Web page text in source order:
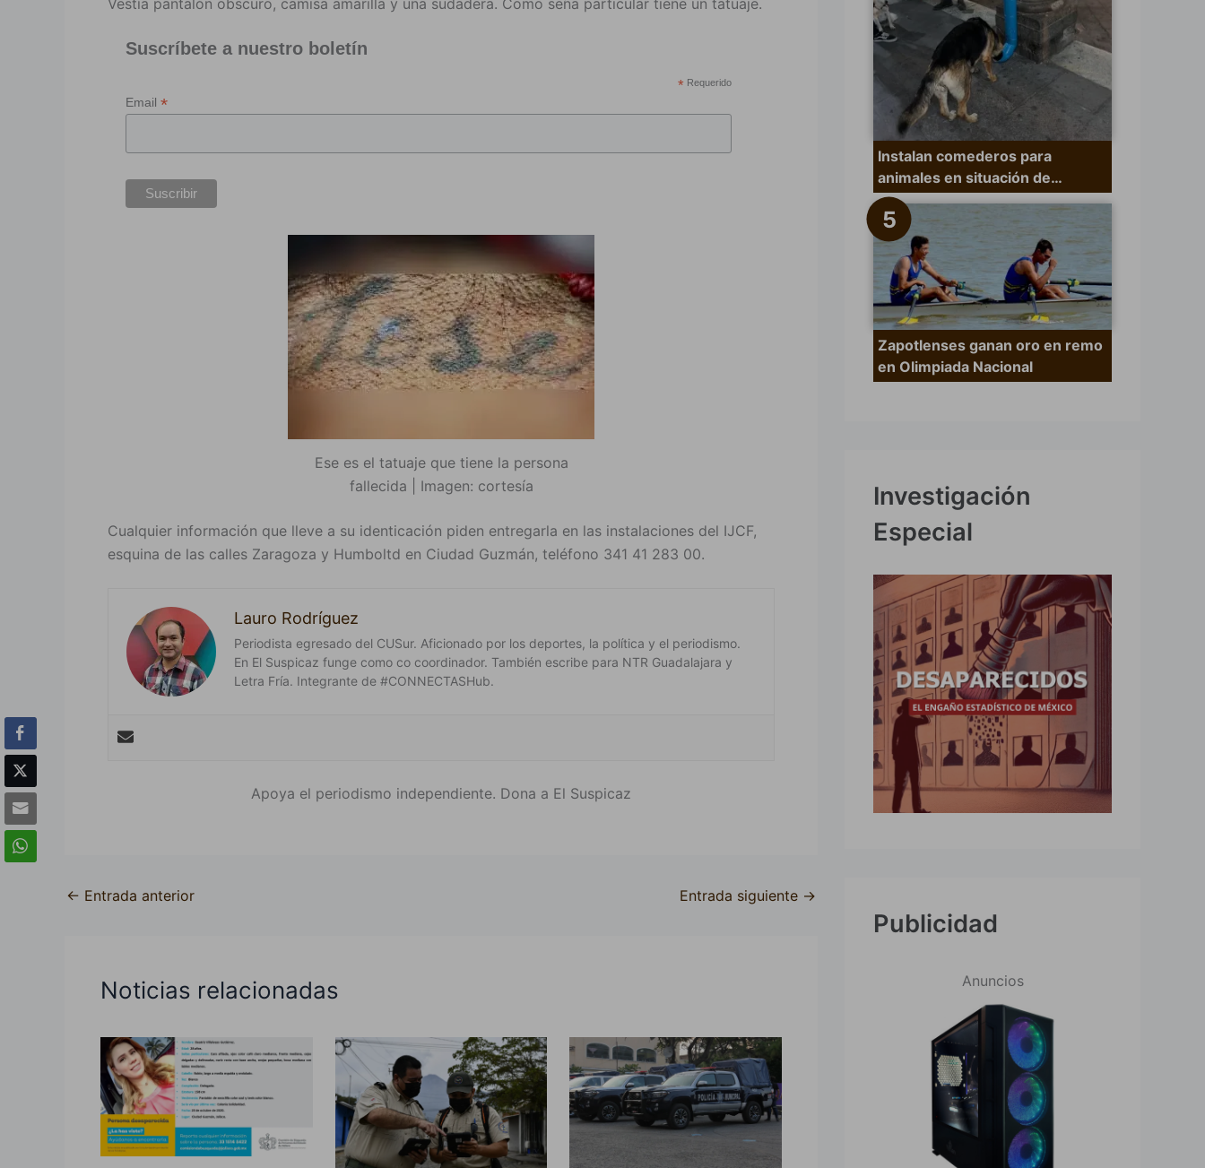
Vestía pantalón obscuro, camisa amarilla y una sudadera. Como seña particular tiene un tatuaje.
Suscríbete a nuestro boletín
* Requerido
Email *
Ese es el tatuaje que tiene la persona
fallecida | Imagen: cortesía
Cualquier información que lleve a su identicación piden entregarla en las instalaciones del IJCF,
esquina de las calles Zaragoza y Humboltd en Ciudad Guzmán, teléfono 341 41 283 00.
Lauro Rodríguez
Periodista egresado del CUSur. Aficionado por los deportes, la política y el periodismo.
En El Suspicaz funge como co coordinador. También escribe para NTR Guadalajara y
Letra Fría. Integrante de #CONNECTASHub.
Apoya el periodismo independiente. Dona a El Suspicaz
← Entrada anterior Entrada siguiente →
Noticias relacionadas
Instalan comederos para
animales en situación de…
Zapotlenses ganan oro en remo
en Olimpiada Nacional
Investigación
Especial
Publicidad
Anuncios